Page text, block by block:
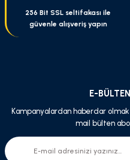
256 Bit SSL seltifakası ile
güvenle alışveriş yapın
E-
Kampanyalardan haberdar olmak
mail bülten